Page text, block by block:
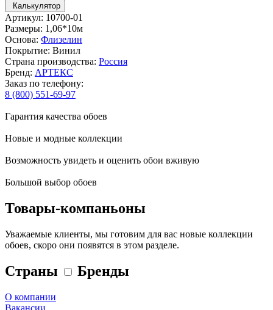
Калькулятор
Артикул: 10700-01
Размеры: 1,06*10м
Основа: Флизелин
Покрытие: Винил
Страна производства: Россия
Бренд: АРТЕКС
Заказ по телефону:
8 (800) 551-69-97
Гарантия качества обоев
Новые и модные коллекции
Возможность увидеть и оценить обои вживую
Большой выбор обоев
Товары-компаньоны
Уважаемые клиенты, мы готовим для вас новые коллекции
обоев, скоро они появятся в этом разделе.
Страны Бренды
О компании
Вакансии